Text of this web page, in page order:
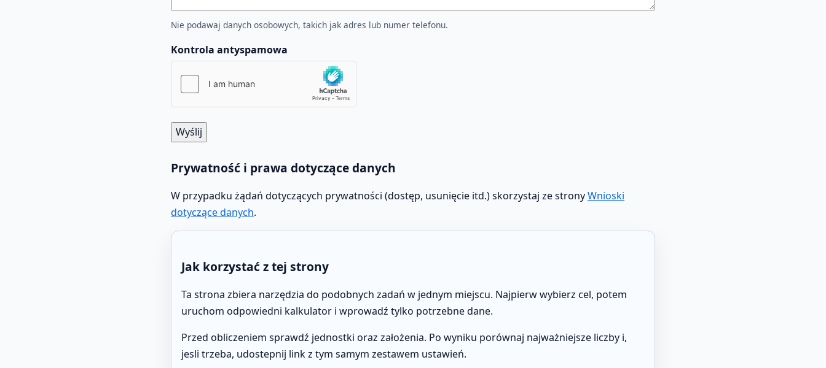
Nie podawaj danych osobowych, takich jak adres lub numer telefonu.
Kontrola antyspamowa
Wyślij
Prywatność i prawa dotyczące danych
W przypadku żądań dotyczących prywatności (dostęp, usunięcie itd.) skorzystaj ze stronyWnioski
dotyczące danych.
Jak korzystać z tej strony
Ta strona zbiera narzędzia do podobnych zadań w jednym miejscu. Najpierw wybierz cel, potem
uruchom odpowiedni kalkulator i wprowadź tylko potrzebne dane.
Przed obliczeniem sprawdź jednostki oraz założenia. Po wyniku porównaj najważniejsze liczby i,
jesli trzeba, udostepnij link z tym samym zestawem ustawień.